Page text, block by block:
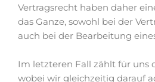
Vertragsrecht haben daher
das Ganze, sowohl bei der
auch bei der Bearbeitung
Im letzteren Fall zählt für uns
wobei wir gleichzeitig darauf